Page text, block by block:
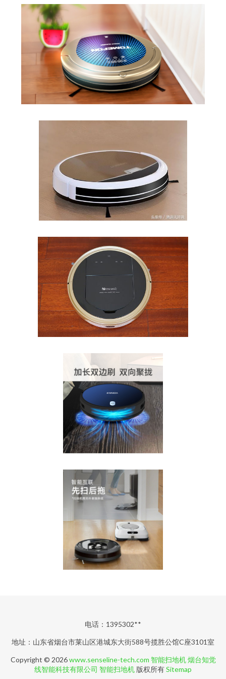
电话：1395302**
地址：山东省烟台市莱山区港城东大街588号揽胜公馆C座3101室
Copyright © 2026www.senseline-tech.com 智能扫地机 烟台知觉
线智能科技有限公司 智能扫地机 版权所有Sitemap